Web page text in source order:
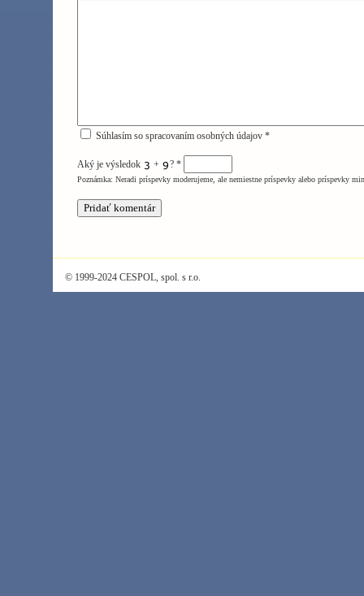
Súhlasím so spracovaním osobných údajov *
Aký je výsledok + ? *
Poznámka: Neradi príspevky moderujeme, ale nemiestne príspevky alebo príspevky
© 1999-2024 CESPOL, spol. s r.o.